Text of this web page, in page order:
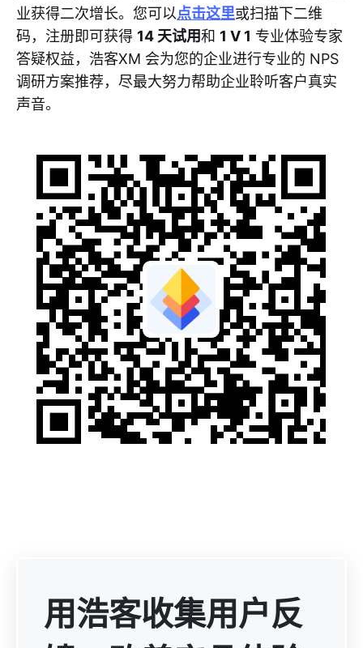
业获得二次增长。您可以点击这里或扫描下二维
码，注册即可获得 14 天试用和 1 V 1 专业体验专家
答疑权益，浩客XM 会为您的企业进行专业的 NPS
调研方案推荐，尽最大努力帮助企业聆听客户真实
声音。
用浩客收集用户反